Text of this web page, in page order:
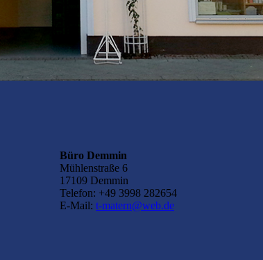
Büro Demmin
Mühlenstraße 6
17109 Demmin
Telefon: +49 3998 282654
E-Mail: t-matern@web.de